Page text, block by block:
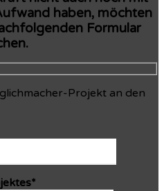
haben, möchten
Formular
Projekt an den